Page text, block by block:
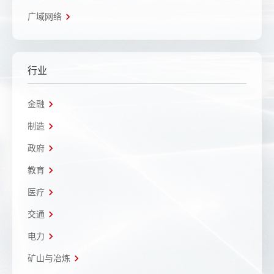
广域网络
行业
金融
制造
政府
教育
医疗
交通
电力
矿山与冶炼